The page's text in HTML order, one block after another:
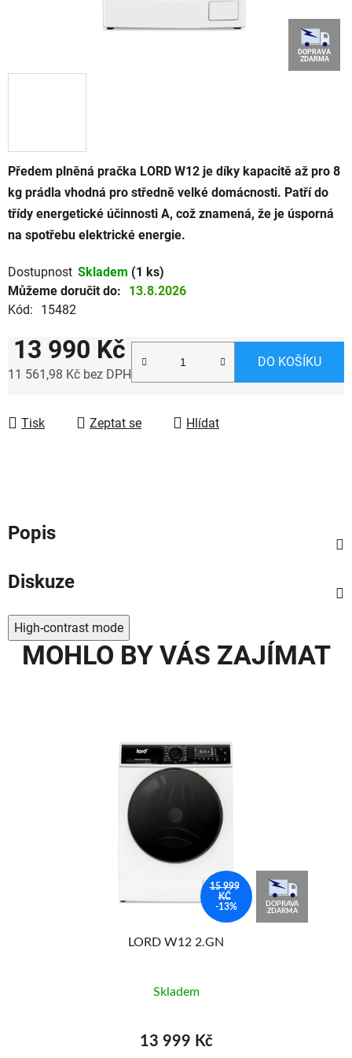
Předem plněná pračka LORD W12 je díky kapacitě až pro 8
kg prádla vhodná pro středně velké domácnosti. Patří do
třídy energetické účinnosti A, což znamená, že je úsporná
na spotřebu elektrické energie.
Dostupnost Skladem (1 ks)
Můžeme doručit do:
13.8.2026
Kód:
15482
13 990 Kč
11 561,98 Kč bez DPH
DO KOŠÍKU
Tisk Zeptat se Hlídat
DOPRAVA
ZDARMA
Popis
Diskuze
High-contrast mode
MOHLO BY VÁS ZAJÍMAT
15 999
KČ
-13%
DOPRAVA
ZDARMA
LORD W12 2.GN
Skladem
13 999 Kč